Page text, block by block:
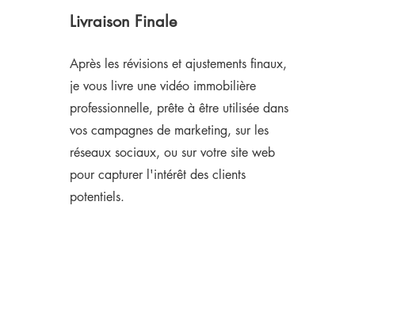
Livraison Finale
Après les révisions et ajustements finaux,
je vous livre une vidéo immobilière
professionnelle, prête à être utilisée dans
vos campagnes de marketing, sur les
réseaux sociaux, ou sur votre site web
pour capturer l'intérêt des clients
potentiels.